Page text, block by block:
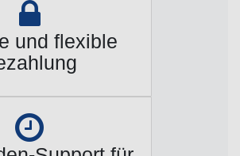
und flexible